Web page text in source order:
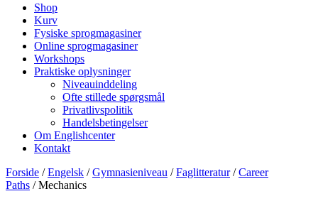
Shop
Kurv
Fysiske sprogmagasiner
Online sprogmagasiner
Workshops
Praktiske oplysninger
Niveauinddeling
Ofte stillede spørgsmål
Privatlivspolitik
Handelsbetingelser
Om Englishcenter
Kontakt
Forside /Engelsk /Gymnasieniveau /Faglitteratur/Career
Paths / Mechanics